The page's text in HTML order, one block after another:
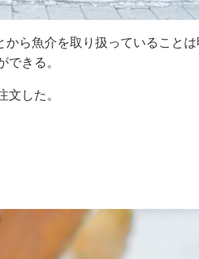
ら魚介を取り扱っていることは
きる。
した。